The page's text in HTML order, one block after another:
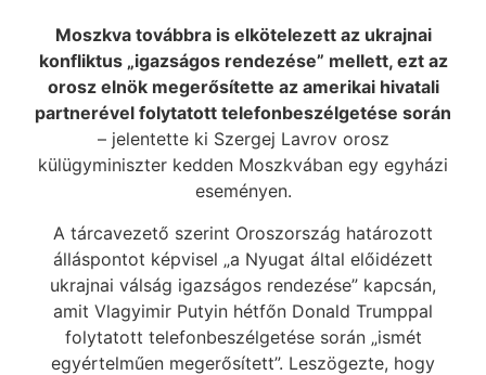
Moszkva továbbra is elkötelezett az ukrajnai
konfliktus „igazságos rendezése” mellett, ezt az
orosz elnök megerősítette az amerikai hivatali
partnerével folytatott telefonbeszélgetése során
– jelentette ki Szergej Lavrov orosz
külügyminiszter kedden Moszkvában egy egyházi
eseményen.
A tárcavezető szerint Oroszország határozott
álláspontot képvisel „a Nyugat által előidézett
ukrajnai válság igazságos rendezése” kapcsán,
amit Vlagyimir Putyin hétfőn Donald Trumppal
folytatott telefonbeszélgetése során „ismét
egyértelműen megerősített”. Leszögezte, hogy